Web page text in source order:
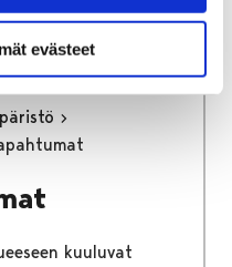
evästeet
kuuluvat